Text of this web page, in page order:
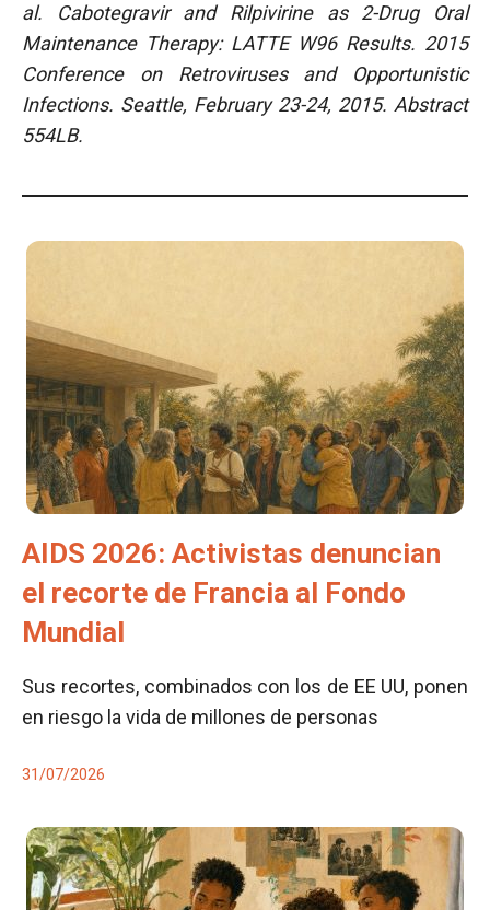
al.
Cabotegravir and Rilpivirine as 2-Drug Oral
Maintenance Therapy: LATTE W96 Results. 2015
Conference on Retroviruses and Opportunistic
Infections. Seattle, February 23-24, 2015. Abstract
554LB.
AIDS 2026: Activistas denuncian
el recorte de Francia al Fondo
Mundial
Sus recortes, combinados con los de EE UU, ponen
en riesgo la vida de millones de personas
31/07/2026